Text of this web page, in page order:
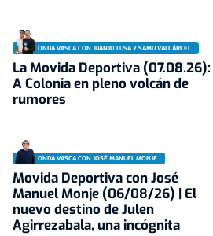
ONDA VASCA CON JUANJO LUSA Y SAMU VALCÁRCEL
La Movida Deportiva (07.08.26):
A Colonia en pleno volcán de
rumores
ONDA VASCA CON JOSÉ MANUEL MONJE
Movida Deportiva con José
Manuel Monje (06/08/26) | El
nuevo destino de Julen
Agirrezabala, una incógnita